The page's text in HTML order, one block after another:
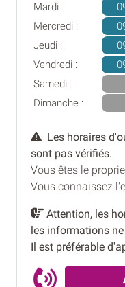
Mardi :
Mercredi :
Jeudi :
Vendredi :
Samedi :
Dimanche :
Les horaires
sont pas vérifiés.
Vous êtes le
Vous connaissez
Attention, les
les informations
Il est préférable